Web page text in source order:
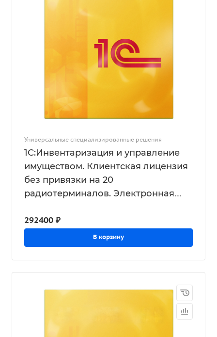
Универсальные специализированные решения
1С:Инвентаризация и управление
имуществом. Клиентская лицензия
без привязки на 20
радиотерминалов. Электронная
292400 ₽
В корзину